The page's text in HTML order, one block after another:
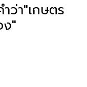
ว่า"เกษตร
ง"